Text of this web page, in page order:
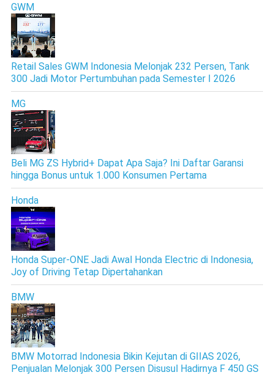
GWM
Retail Sales GWM Indonesia Melonjak 232 Persen, Tank
300 Jadi Motor Pertumbuhan pada Semester I 2026
MG
Beli MG ZS Hybrid+ Dapat Apa Saja? Ini Daftar Garansi
hingga Bonus untuk 1.000 Konsumen Pertama
Honda
Honda Super-ONE Jadi Awal Honda Electric di Indonesia,
Joy of Driving Tetap Dipertahankan
BMW
BMW Motorrad Indonesia Bikin Kejutan di GIIAS 2026,
Penjualan Melonjak 300 Persen Disusul Hadirnya F 450 GS